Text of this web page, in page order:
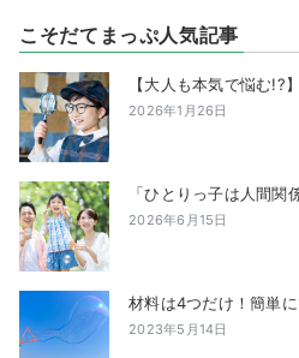
こそだてまっぷ人気記事
【大人も本気で悩む!?
2026年1月26日
「ひとりっ子は人間
2026年6月15日
材料は4つだけ！簡単
2023年5月14日